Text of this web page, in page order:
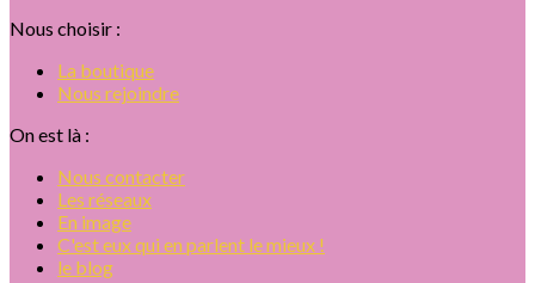
Nous choisir :
La boutique
Nous rejoindre
On est là :
Nous contacter
Les réseaux
En image
C'est eux qui en parlent le mieux !
le blog